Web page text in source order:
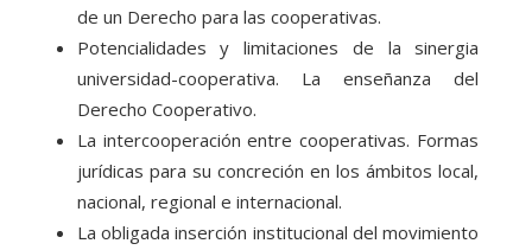
de un Derecho para las cooperativas.
Potencialidades y limitaciones de la sinergia
universidad-cooperativa. La enseñanza del
Derecho Cooperativo.
La intercooperación entre cooperativas. Formas
jurídicas para su concreción en los ámbitos local,
nacional, regional e internacional.
La obligada inserción institucional del movimiento